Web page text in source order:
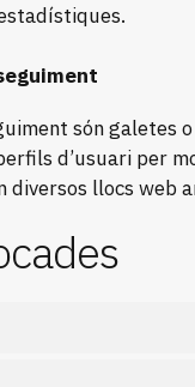
són galetes
d’usuari per
diversos llocs